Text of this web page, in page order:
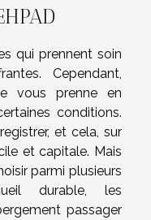
qui prennent soin
Cependant,
vous prenne en
conditions.
et cela, sur
et capitale. Mais
parmi plusieurs
durable, les
passager